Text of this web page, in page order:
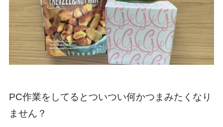
PC作業をしてるとついつい何かつまみたくなり
ません？